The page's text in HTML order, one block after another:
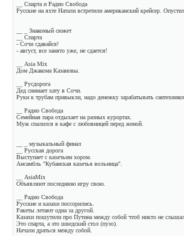
__ Спарта и Радио Свобода
Русские на яхте Натали встретили американский крейсер.
__ _ Знакомый сюжет
__ Спарта
- Сочи сдавайся!
- август, все занято уже, не сдается!
__ Asia Mix
Дом Джакома Казановы.
__ Русдорога
Дед снимает хату в Сочи.
Руки к трубам привыкли, надо денежку зарабатывать
__ Радио Свобода
Семейная пара отдыхает на разных курортах.
Муж спалился в кафе с любовницей перед женой.
__ _ музыкальный финал
__ Русская дорога
Выступает с казачьим хором.
Ансамбль "Кубанская казачья вольница".
__ AsiaMix
Объявляют последнюю игру свою.
__ Радио Свобода
Русские и казахи поссорились.
Ракеты летают одна за другой.
Казахи пошутили про Путина между собой чтоб никто не
Это спарта, а это шведский стол (пузо).
Начали драться между собой.